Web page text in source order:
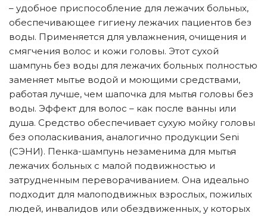
– удобное приспособление для лежачих больных,
обеспечивающее гигиену лежачих пациентов без
воды. Применяется для увлажнения, очищения и
смягчения волос и кожи головы. Этот сухой
шампунь без воды для лежачих больных полностью
заменяет мытье водой и моющими средствами,
работая лучше, чем шапочка для мытья головы без
воды. Эффект для волос – как после ванны или
душа. Средство обеспечивает сухую мойку головы
без ополаскивания, аналогично продукции Seni
(СЭНИ). Пенка-шампунь незаменима для мытья
лежачих больных с малой подвижностью и
затрудненным переворачиванием. Она идеально
подходит для малоподвижных взрослых, пожилых
людей, инвалидов или обездвиженных, у которых